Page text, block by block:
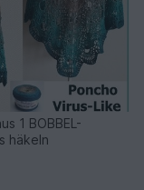
1 BOBBEL-
häkeln